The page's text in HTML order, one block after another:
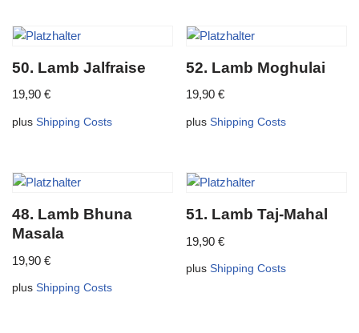
50. Lamb Jalfraise
19,90 €
plus Shipping Costs
52. Lamb Moghulai
19,90€
plusShipping Costs
48. Lamb Bhuna
Masala
19,90 €
plus Shipping Costs
51. Lamb Taj-Mahal
19,90€
plusShipping Costs